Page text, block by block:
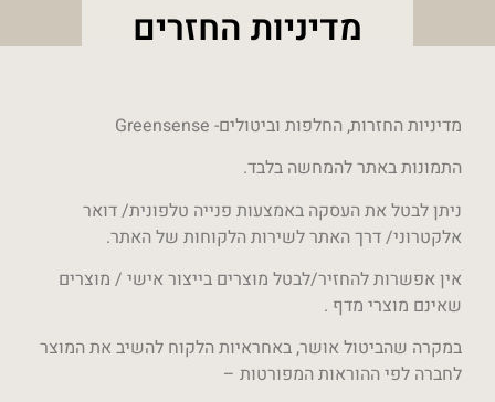
מדיניות החזרים
מדיניות החזרות, החלפות וביטולים- Greensense
התמונות באתר להמחשה בלבד.
ניתן לבטל את העסקה באמצעות פנייה טלפונית/ דואר
אלקטרוני/ דרך האתר לשירות הלקוחות של האתר.
אין אפשרות להחזיר/לבטל מוצרים בייצור אישי / מוצרים
שאינם מוצרי מדף .
במקרה שהביטול אושר, באחראיות הלקוח להשיב את המוצר
לחברה לפי ההוראות המפורטות –